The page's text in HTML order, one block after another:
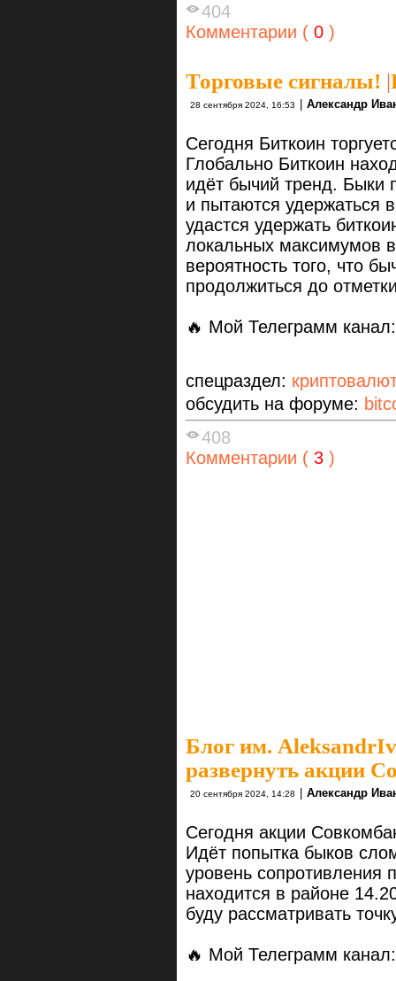
404
Комментарии ( 0 )
Торговые сигналы! |
28 сентября 2024, 16:53 | Александр
Сегодня Биткоин
Глобально Биткоин
идёт бычий тренд. Быки
и пытаются удержаться
удастся удержать
локальных максимумов
вероятность того, что
продолжиться до
🔥 Мой Телеграмм
спецраздел:
обсудить на форуме:
408
Комментарии ( 3 )
Блог им.
развернуть акции
20 сентября 2024, 14:28 Александр
Сегодня акции
Идёт попытка быков
уровень сопротивления
находится в районе
буду рассматривать
🔥 Мой Телеграмм